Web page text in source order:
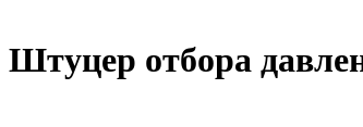
Штуцер отбора